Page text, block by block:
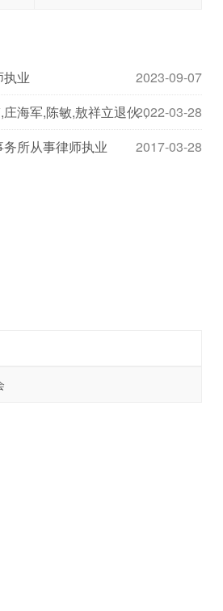
2023-09-07
业
2022-03-28
魏建平,和晓科入伙，方煜村,蓝江,张瑞根,张晓阳,杨莉,马俊峰,王俊伟,庄海军,陈敏,敖祥立退伙，上海市浩信律师事务所设立资产由200万元变为200万元，上海市浩信律师事务所出资比例变更
2017-03-28
所从事律师执业